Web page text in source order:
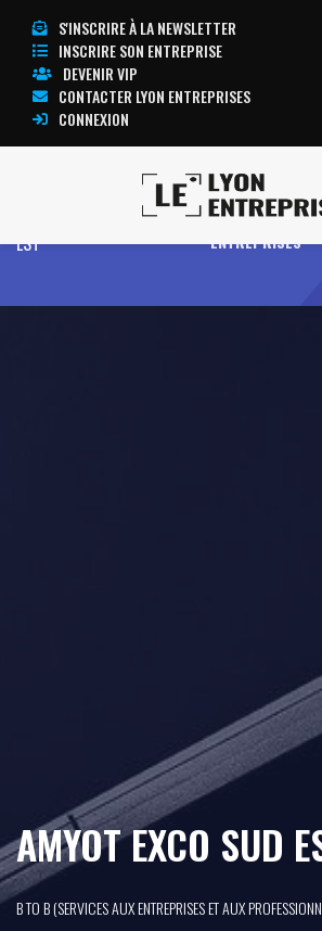
S'INSCRIRE À LA NEWSLETTER
INSCRIRE SON ENTREPRISE
DEVENIR VIP
CONTACTER LYON ENTREPRISES
CONNEXION
AMYOT EXCO SUD
EST
TOUTE
ENTREPRISES
AMYOT EXCO SUD
B TO B (SERVICES AUX ENTREPRISES ET AUX